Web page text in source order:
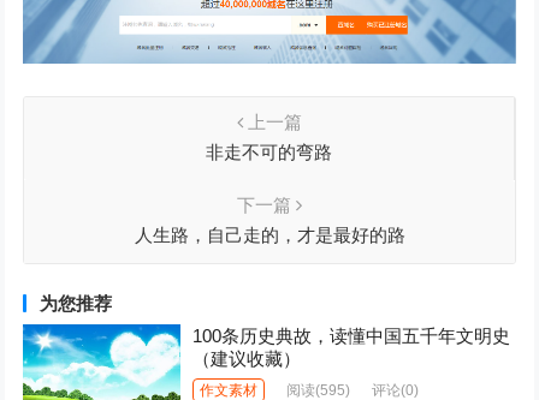
上一篇
非走不可的弯路
下一篇
人生路，自己走的，才是最好的路
为您推荐
100条历史典故，读懂中国五千年文明史
（建议收藏）
作文素材 阅读(595) 评论(0)